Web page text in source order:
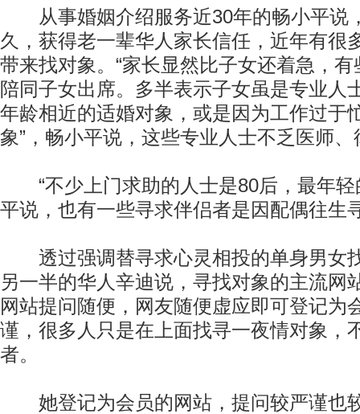
从事婚姻介绍服务近30年的畅小平说
久，获得老一辈华人家长信任，近年有很
带来找对象。“家长显然比子女还着急，
陪同子女出席。多半表示子女虽是专业人
年龄相近的适婚对象，或是因为工作过于
象”，畅小平说，这些专业人士不乏医师
“不少上门求助的人士是80后，最年轻
平说，也有一些寻求伴侣者是因配偶往生
透过强调替寻求心灵相投的单身男女
另一半的华人辛迪说，寻找对象的主流网
网站提问随便，网友随便虚应即可登记为
谨，很多人只是在上面找寻一夜情对象，
者。
她登记为会员的网站，提问较严谨也